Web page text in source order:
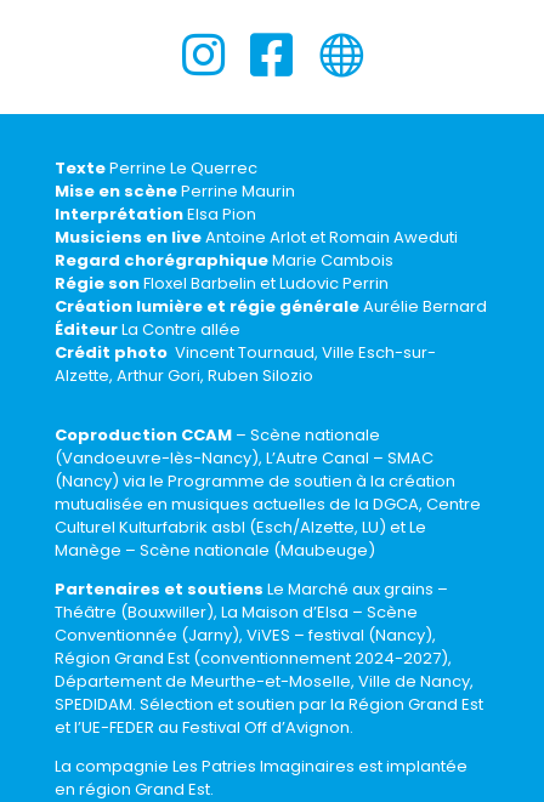
  
TextePerrine Le Querrec
Mise en scènePerrine Maurin
InterprétationElsa Pion
Musiciens en liveAntoine Arlot et Romain Aweduti
Regard chorégraphiqueMarie Cambois
Régie sonFloxel Barbelin et Ludovic Perrin
Création lumière et régie généraleAurélie Bernard
ÉditeurLa Contre allée
Crédit photoVincent Tournaud, Ville Esch-sur-
Alzette, Arthur Gori, Ruben Silozio
Coproduction CCAM– Scène nationale
(Vandoeuvre-lès-Nancy), L’Autre Canal – SMAC
(Nancy) via le Programme de soutien à la création
mutualisée en musiques actuelles de la DGCA, Centre
Culturel Kulturfabrik asbl (Esch/Alzette, LU) et Le
Manège – Scène nationale (Maubeuge)
Partenaires et soutiens Le Marché aux grains –
Théâtre (Bouxwiller), La Maison d’Elsa – Scène
Conventionnée (Jarny), ViVES – festival (Nancy),
Région Grand Est (conventionnement 2024-2027),
Département de Meurthe-et-Moselle, Ville de Nancy,
SPEDIDAM. Sélection et soutien par la Région Grand Est
et l’UE-FEDER au Festival Off d’Avignon.
La compagnie Les Patries Imaginaires est implantée
en région Grand Est.